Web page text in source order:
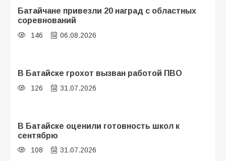
Батайчане привезли 20 наград с областных
соревнований
146 06.08.2026
В Батайске грохот вызван работой ПВО
126 31.07.2026
В Батайске оценили готовность школ к
сентябрю
108 31.07.2026